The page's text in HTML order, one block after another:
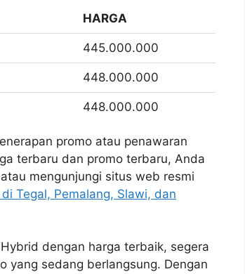
HARGA
445.000.000
448.000.000
448.000.000
promo atau penawaran
terbaru dan promo terbaru, Anda
mengunjungi situs web resmi
Tegal, Pemalang, Slawi, dan
dengan harga terbaik, segera
yang sedang berlangsung. Dengan